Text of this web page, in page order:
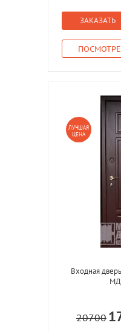
ЗАКАЗАТЬ
ЛУЧШАЯ
ЦЕНА
Входная
20700